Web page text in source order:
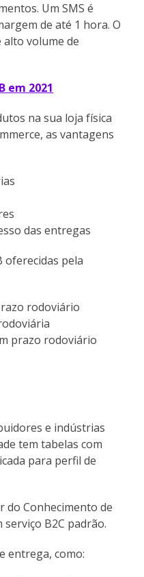
Um SMS é
de até 1 hora. O
volume de
em 2021
na sua loja física
as vantagens
das entregas
oferecidas pela
rodoviário
prazo rodoviário
e indústrias
tem tabelas com
para perfil de
do Conhecimento de
B2C padrão.
entrega, como: